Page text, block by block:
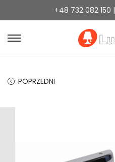
+48 732 082 150
POPRZEDNI